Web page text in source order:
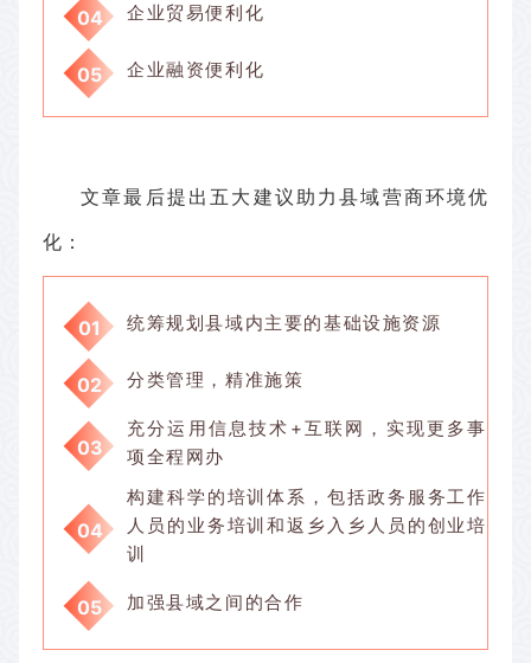
04 企业贸易便利化
05 企业融资便利化
文章最后提出五大建议助力县域营商环境优
化：
01 统筹规划县域内主要的基础设施资源
02 分类管理，精准施策
03
充分运用信息技术+互联网，实现更多事
项全程网办
04
构建科学的培训体系，包括政务服务工作
人员的业务培训和返乡入乡人员的创业培
训
05 加强县域之间的合作